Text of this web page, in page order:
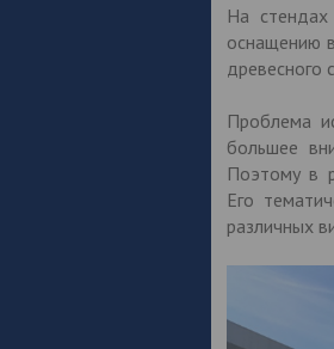
На
оснащению
древесного
Проблема
большее
Поэтому в
Его
различных